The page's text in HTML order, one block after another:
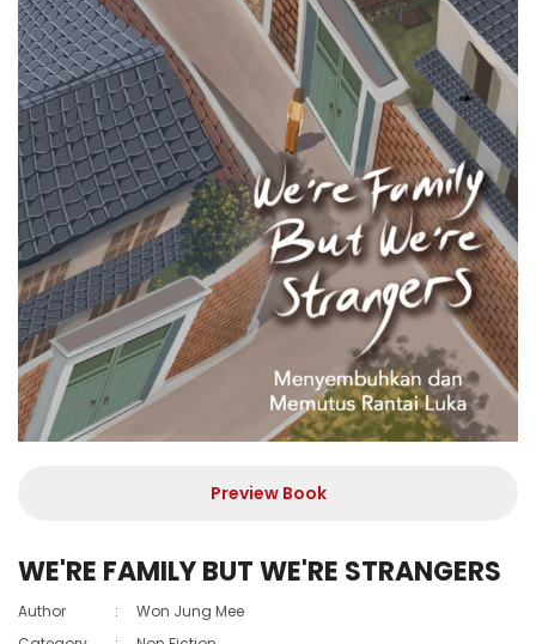
Preview Book
WE'RE FAMILY BUT WE'RE STRANGERS
Author :
Won Jung Mee